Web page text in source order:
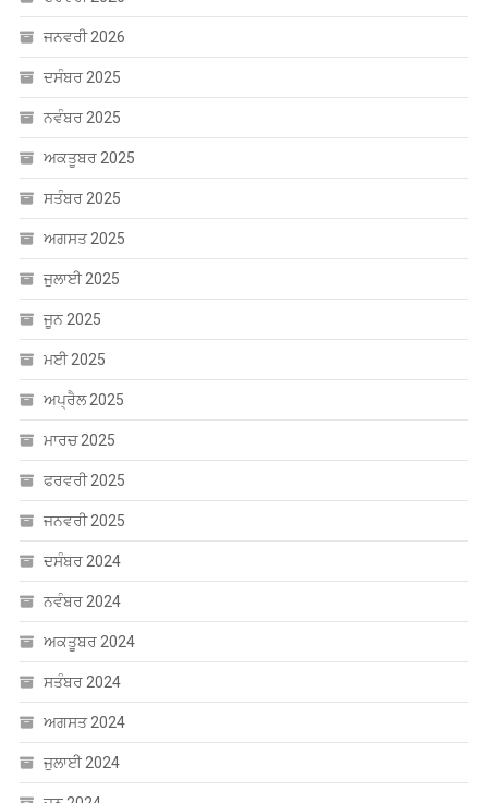
ਫਰਵਰੀ 2026
ਜਨਵਰੀ 2026
ਦਸੰਬਰ 2025
ਨਵੰਬਰ 2025
ਅਕਤੂਬਰ 2025
ਸਤੰਬਰ 2025
ਅਗਸਤ 2025
ਜੁਲਾਈ 2025
ਜੂਨ 2025
ਮਈ 2025
ਅਪ੍ਰੈਲ 2025
ਮਾਰਚ 2025
ਫਰਵਰੀ 2025
ਜਨਵਰੀ 2025
ਦਸੰਬਰ 2024
ਨਵੰਬਰ 2024
ਅਕਤੂਬਰ 2024
ਸਤੰਬਰ 2024
ਅਗਸਤ 2024
ਜੁਲਾਈ 2024